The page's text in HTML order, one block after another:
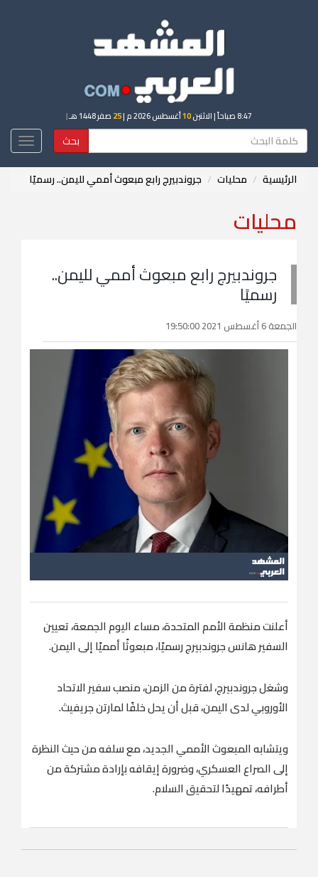
8:47 صباحاً | الاثنين10أغسطس 2026 م | 25 صفر 1448 هـ |
بحث
الرئيسية محليات جروندبيرج رابع مبعوث أممي لليمن.. رسميًا
محليات
جروندبيرج رابع مبعوث أممي لليمن..
رسميًا
الجمعة 6 أغسطس 2021 19:50:00
أعلنت منظمة الأمم المتحدة، مساء اليوم الجمعة، تعيين
السفير هانس جروندبيرج رسميًا، مبعوثًا أمميًا إلى اليمن.
وشغل جروندبيرج، لفترة من الزمن، منصب سفير الاتحاد
الأوروبي لدى اليمن، قبل أن يحل خلفًا لمارتن جريفيث.
ويتشابه المبعوث الأممي الجديد، مع سلفه من حيث النظرة
إلى الصراع العسكري، وضرورة إيقافه بإرادة مشتركة من
أطرافه، تمهيدًا لتحقيق السلام.